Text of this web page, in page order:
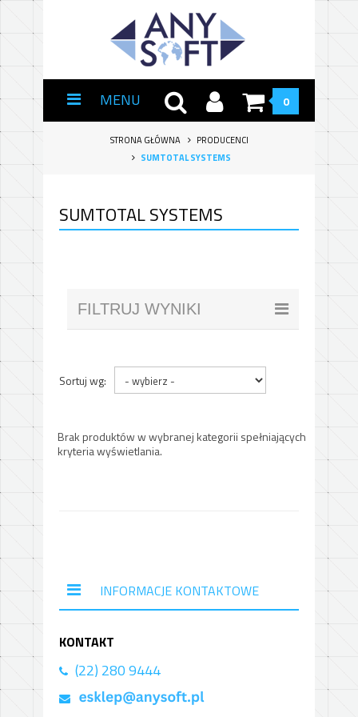
MENU 0
STRONA GŁÓWNA
PRODUCENCI
SUMTOTAL SYSTEMS
SUMTOTAL SYSTEMS
FILTRUJ WYNIKI
Sortuj wg:
Brak produktów w wybranej kategorii spełniających
kryteria wyświetlania.
INFORMACJE KONTAKTOWE
KONTAKT
(22) 280 9444